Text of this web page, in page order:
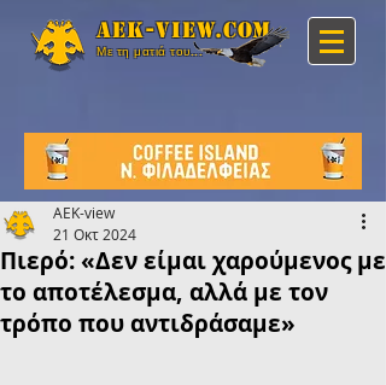
Aek-view.com
Με τη ματιά του...
Πιερό: «Δεν είμαι χαρούμενος με
το αποτέλεσμα, αλλά με τον
τρόπο που αντιδράσαμε»
AEK-view
21 Οκτ 2024